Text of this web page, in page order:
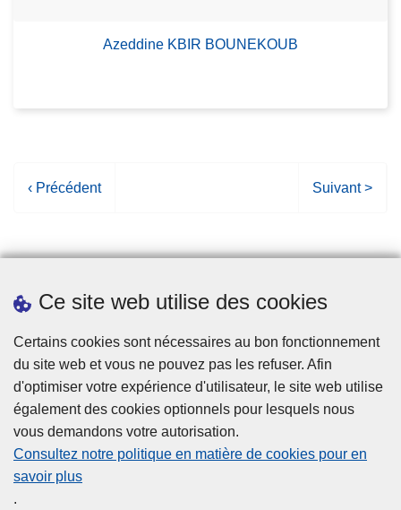
Ce site web utilise des cookies
Certains cookies sont nécessaires au bon fonctionnement
du site web et vous ne pouvez pas les refuser. Afin
d'optimiser votre expérience d'utilisateur, le site web utilise
également des cookies optionnels pour lesquels nous
vous demandons votre autorisation.
Consultez notre politique en matière de cookies pour en
savoir plus
.
Azeddine KBIR BOUNEKOUB
P
e
r
c
é
d
e
n
t
e
‹ Précédent
P
e
u
v
a
n
t
Suivant >
Statistiques